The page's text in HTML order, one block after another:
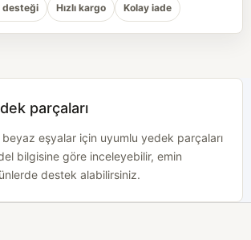
desteği Hızlı kargo Kolay iade
parçaları
eşyalar için uyumlu yedek parçaları
bilgisine göre inceleyebilir, emin
destek alabilirsiniz.